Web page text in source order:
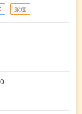
派遣